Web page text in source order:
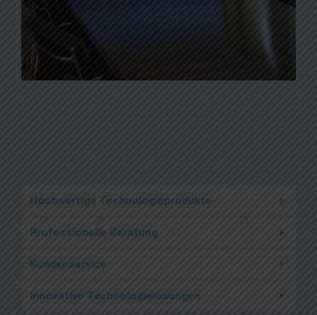
Hochwertige Technologieprodukte
Professionelle Beratung
Kundenservice
Innovative Technologielösungen